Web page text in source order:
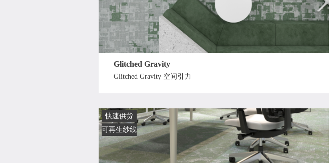
Glitched Gravity
Glitched Gravity 空间引力
快速供货
可再生纱线